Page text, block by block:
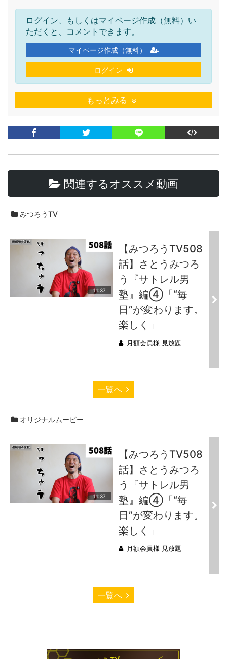
ログイン、もしくはマイページ作成（無料）い
ただくと、コメントできます。
マイページ作成（無料）
ログイン
もっとみる
関連するオススメ動画
みつろうTV
11:37
【みつろうTV508
話】さとうみつろ
う『サトレル男
塾』編④「“毎
日”が変わります。
楽しく」
月額会員様 見放題
一覧へ
オリジナルムービー
11:37
【みつろうTV508
話】さとうみつろ
う『サトレル男
塾』編④「“毎
日”が変わります。
楽しく」
月額会員様 見放題
一覧へ